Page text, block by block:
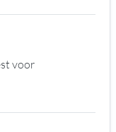
voor